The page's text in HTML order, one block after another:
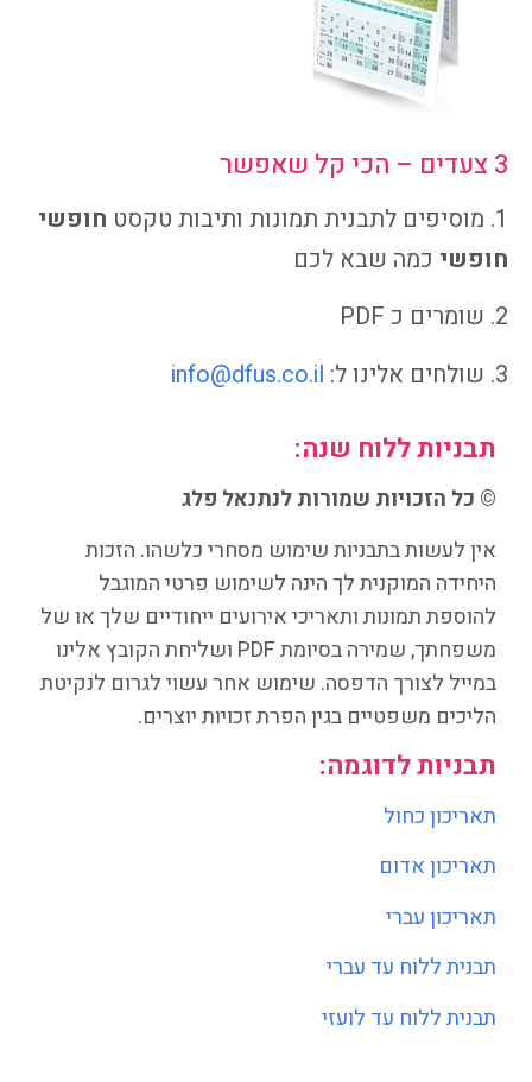
3 צעדים – הכי קל שאפשר
1. מוסיפים לתבנית תמונות ותיבות טקסט
חופשי
חופשי כמה שבא לכם
2. שומרים כ PDF
3. שולחים אלינו ל:
info@dfus.co.il
תבניות ללוח שנה:
© כל הזכויות שמורות לנתנאל פלג
אין לעשות בתבניות שימוש מסחרי כלשהו. הזכות
היחידה המוקנית לך הינה לשימוש פרטי המוגבל
להוספת תמונות ותאריכי אירועים ייחודיים שלך או של
משפחתך, שמירה בסיומת PDF ושליחת הקובץ אלינו
במייל לצורך הדפסה. שימוש אחר עשוי לגרום לנקיטת
הליכים משפטיים בגין הפרת זכויות יוצרים.
תבניות לדוגמה:
תאריכון כחול
תאריכון אדום
תאריכון עברי
תבנית ללוח עד עברי
תבנית ללוח עד לועזי